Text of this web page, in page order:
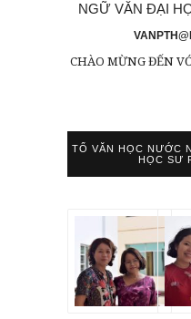
CHÀO MỪNG ĐẾN
TỔ VĂN HỌC NƯỚC
HỌC SƯ